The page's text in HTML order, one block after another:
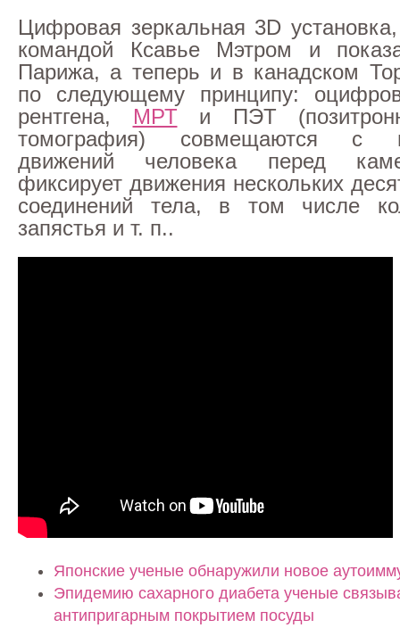
Цифровая зеркальная 3D
командой Ксавье Мэтром и
Парижа, а теперь и в канадском
по следующему принципу:
рентгена, МРТ и ПЭТ
томография) совмещаются с
движений человека перед
фиксирует движения нескольких
соединений тела, в том числе
запястья и т. п..
Японские ученые обнаружили новое
Эпидемию сахарного диабета ученые
антипригарным покрытием посуды